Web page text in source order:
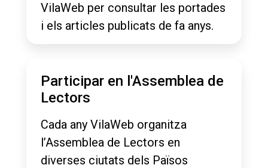
VilaWeb per consultar les portades
i els articles publicats de fa anys.
Participar en l'Assemblea de
Lectors
Cada any VilaWeb organitza
l’Assemblea de Lectors en
diverses ciutats dels Països